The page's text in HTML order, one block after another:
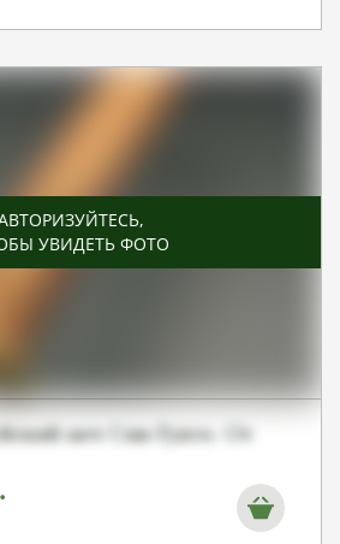
,
УВИДЕТЬ ФОТО
меч Син-Гунто. От